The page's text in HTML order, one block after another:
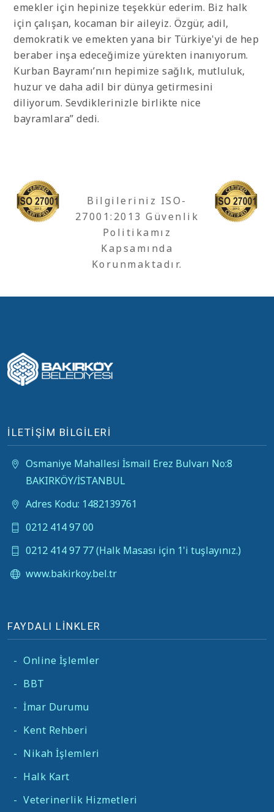
emekler için hepinize teşekkür ederim. Biz halk
için çalışan, kocaman bir aileyiz. Özgür, adil,
demokratik ve emekten yana bir Türkiye'yi de hep
beraber inşa edeceğimize yürekten inanıyorum.
Kurban Bayramı’nın hepimize sağlık, mutluluk,
huzur ve daha adil bir dünya getirmesini
diliyorum. Sevdiklerinizle birlikte nice
bayramlara” dedi.
Bilgileriniz ISO-
27001:2013 Güvenlik
Politikamız
Kapsamında
Korunmaktadır.
İLETİŞİM BİLGİLERİ
Osmaniye Mahallesi İsmail Erez Bulvarı No:8
BAKIRKÖY/İSTANBUL
Adres Kodu: 1482139761
0212 414 97 00
0212 414 97 77 (Halk Masası için 1'i tuşlayınız.)
www.bakirkoy.bel.tr
FAYDALI LİNKLER
- Online İşlemler
- BBT
- İmar Durumu
- Kent Rehberi
- Nikah İşlemleri
- Halk Kart
- Veterinerlik Hizmetleri